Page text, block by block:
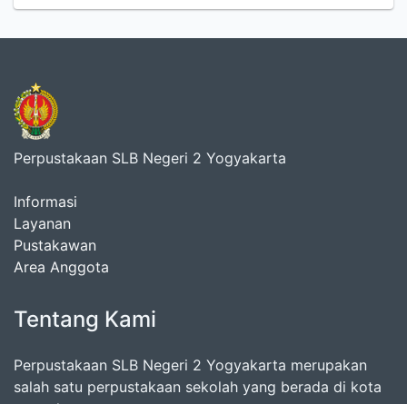
Perpustakaan SLB Negeri 2 Yogyakarta
Informasi
Layanan
Pustakawan
Area Anggota
Tentang Kami
Perpustakaan SLB Negeri 2 Yogyakarta merupakan
salah satu perpustakaan sekolah yang berada di kota